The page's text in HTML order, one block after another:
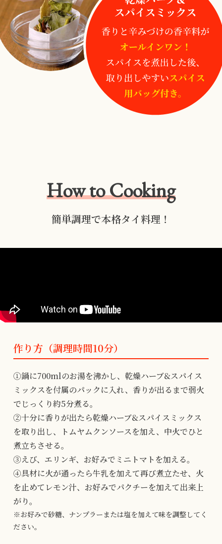
How to Cooking
簡単調理で本格タイ料理！
作り方（調理時間10分）
①鍋に700mlのお湯を沸かし、乾燥ハーブ&スパイス
ミックスを付属のパックに入れ、香りが出るまで弱火
でじっくり約5分煮る。
②十分に香りが出たら乾燥ハーブ&スパイスミックス
を取り出し、トムヤムクンソースを加え、中火でひと
煮立ちさせる。
③えび、エリンギ、お好みでミニトマトを加える。
④具材に火が通ったら牛乳を加えて再び煮立たせ、火
を止めてレモン汁、お好みでパクチーを加えて出来上
がり。
※お好みで砂糖、ナンプラーまたは塩を加えて味を調整してく
ださい。